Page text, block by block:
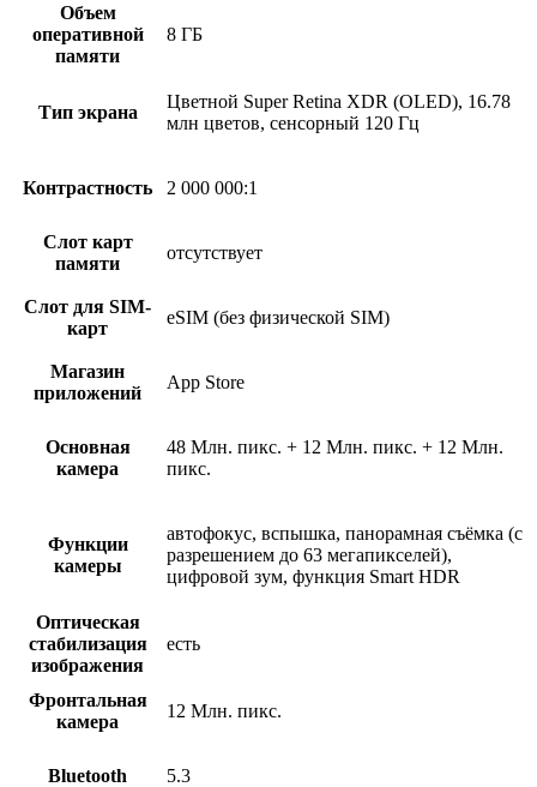
Объем
оперативной
памяти
8 ГБ
Тип экрана
Цветной Super Retina XDR (OLED), 16.78
млн цветов, сенсорный 120 Гц
Контрастность 2 000 000:1
Слот карт
памяти
отсутствует
Слот для SIM-
карт
eSIM (без физической SIM)
Магазин
приложений
App Store
Основная
камера
48 Млн. пикс. + 12 Млн. пикс. + 12 Млн.
пикс.
Функции
камеры
автофокус, вспышка, панорамная съёмка (с
разрешением до 63 мегапикселей),
цифровой зум, функция Smart HDR
Оптическая
стабилизация
изображения
есть
Фронтальная
камера
12 Млн. пикс.
Bluetooth 5.3